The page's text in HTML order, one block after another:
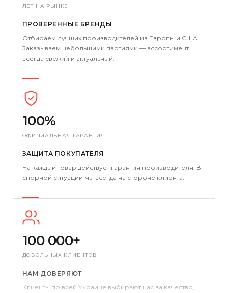
ЛЕТ НА РЫНКЕ
ПРОВЕРЕННЫЕ БРЕНДЫ
Отбираем лучших производителей из Европы и США.
Заказываем небольшими партиями — ассортимент
всегда свежий и актуальный.
100%
ОФИЦИАЛЬНАЯ ГАРАНТИЯ
ЗАЩИТА ПОКУПАТЕЛЯ
На каждый товар действует гарантия производителя. В
спорной ситуации мы всегда на стороне клиента.
100 000+
ДОВОЛЬНЫХ КЛИЕНТОВ
НАМ ДОВЕРЯЮТ
Клиенты по всей Украине выбирают нас за качество,